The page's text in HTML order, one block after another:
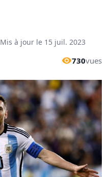
Mis à jour le 15 juil. 2023
730vues